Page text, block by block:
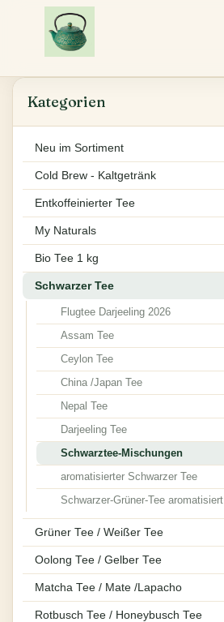
Kategorien
Neu im Sortiment
Cold Brew - Kaltgetränk
Entkoffeinierter Tee
My Naturals
Bio Tee 1 kg
Schwarzer Tee
Flugtee Darjeeling 2026
Assam Tee
Ceylon Tee
China /Japan Tee
Nepal Tee
Darjeeling Tee
Schwarztee-Mischungen
aromatisierter Schwarzer Tee
Schwarzer-Grüner-Tee aromatisiert
Grüner Tee / Weißer Tee
Oolong Tee / Gelber Tee
Matcha Tee / Mate /Lapacho
Rotbusch Tee / Honeybusch Tee